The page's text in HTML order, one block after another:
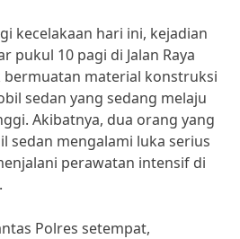
kecelakaan hari ini, kejadian
pukul 10 pagi di Jalan Raya
bermuatan material konstruksi
sedan yang sedang melaju
Akibatnya, dua orang yang
sedan mengalami luka serius
perawatan intensif di
Polres setempat,